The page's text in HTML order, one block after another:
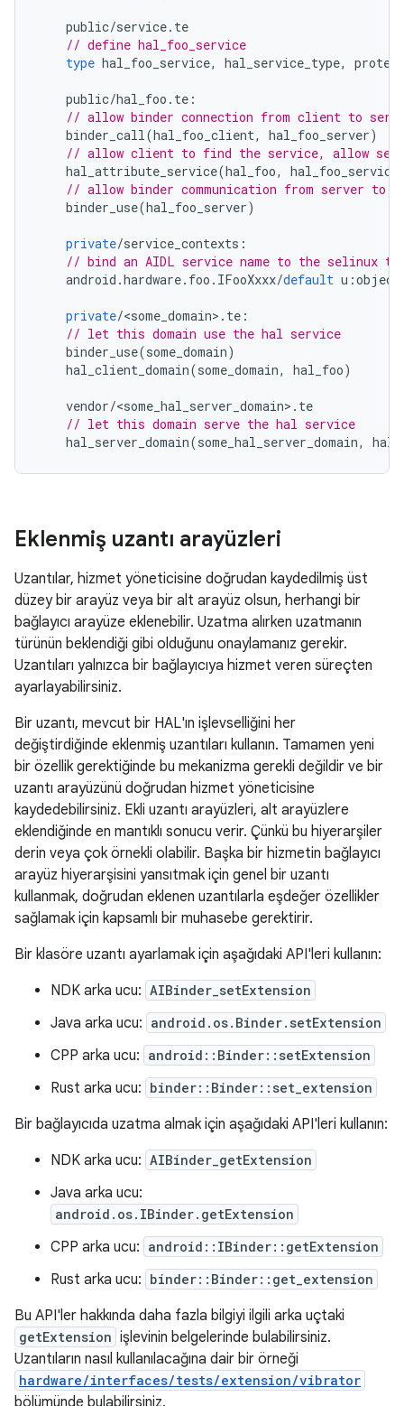
public/service. te
// define hal_foo_service
type hal_foo_service, hal_service_type,
public/hal_foo . te :
// allow binder connection from client to
binder_call(hal_foo_client, hal_foo_server)
// allow client to find the service, allow
hal_attribute_service(hal_foo, hal_foo_service
// allow binder communication from server to
binder_use(hal_foo_server)
private/service_contexts :
// bind an AIDL service name to the selinux
android .hardware. foo . IFooXxxx/default u :
private/<some_domain> . te :
// let this domain use the hal service
binder_use(some_domain)
hal_client_domain(some_domain, hal_foo)
vendor/<some_hal_server_domain> . te
// let this domain serve the hal service
hal_server_domain(some_hal_server_domain,
Eklenmiş uzantı arayüzleri
Uzantılar, hizmet yöneticisine doğrudan kaydedilmiş üst
düzey bir arayüz veya bir alt arayüz olsun, herhangi bir
bağlayıcı arayüze eklenebilir. Uzatma alırken uzatmanın
türünün beklendiği gibi olduğunu onaylamanız gerekir.
Uzantıları yalnızca bir bağlayıcıya hizmet veren süreçten
ayarlayabilirsiniz.
Bir uzantı, mevcut bir HAL'ın işlevselliğini her
değiştirdiğinde eklenmiş uzantıları kullanın. Tamamen yeni
bir özellik gerektiğinde bu mekanizma gerekli değildir ve bir
uzantı arayüzünü doğrudan hizmet yöneticisine
kaydedebilirsiniz. Ekli uzantı arayüzleri, alt arayüzlere
eklendiğinde en mantıklı sonucu verir. Çünkü bu hiyerarşiler
derin veya çok örnekli olabilir. Başka bir hizmetin bağlayıcı
arayüz hiyerarşisini yansıtmak için genel bir uzantı
kullanmak, doğrudan eklenen uzantılarla eşdeğer özellikler
sağlamak için kapsamlı bir muhasebe gerektirir.
Bir klasöre uzantı ayarlamak için aşağıdaki API'leri kullanın:
NDK arka ucu: AIBinder_setExtension
Java arka ucu: android.os.Binder.setExtension
CPP arka ucu: android::Binder::setExtension
Rust arka ucu: binder::Binder::set_extension
Bir bağlayıcıda uzatma almak için aşağıdaki API'leri kullanın:
NDK arka ucu: AIBinder_getExtension
Java arka ucu:
android.os.IBinder.getExtension
CPP arka ucu: android::IBinder::getExtension
Rust arka ucu: binder::Binder::get_extension
Bu API'ler hakkında daha fazla bilgiyi ilgili arka uçtaki
getExtension işlevinin belgelerinde bulabilirsiniz.
Uzantıların nasıl kullanılacağına dair bir örneği
hardware/interfaces/tests/extension/vibrator
bölümünde bulabilirsiniz.